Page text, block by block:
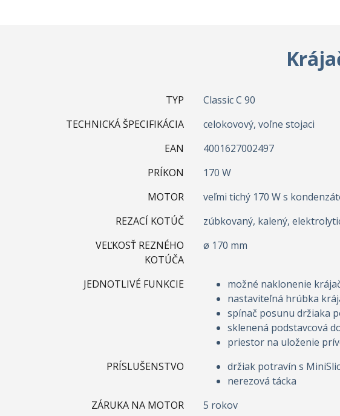
TYP
Classic C 90
TECHNICKÁ ŠPECIFIKÁCIA
celokovový, voľne stojaci
EAN
4001627002497
PRÍKON
170 W
MOTOR
veľmi tichý 170 W s
REZACÍ KOTÚČ
zúbkovaný, kalený,
VEĽKOSŤ REZNÉHO
KOTÚČA
ø 170 mm
JEDNOTLIVÉ FUNKCIE
možné naklonenie
nastaviteľná hrúbka
spínač posunu držiaka
sklenená podstavcová
priestor na uloženie
PRÍSLUŠENSTVO
držiak potravín s
nerezová tácka
ZÁRUKA NA MOTOR
5 rokov